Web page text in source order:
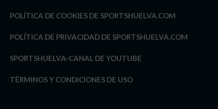
POLÍTICA DE COOKIES DE SPORTSHUELVA.COM
POLÍTICA DE PRIVACIDAD DE SPORTSHUELVA.COM
SPORTSHUELVA-CANAL DE YOUTUBE
TÉRMINOS Y CONDICIONES DE USO